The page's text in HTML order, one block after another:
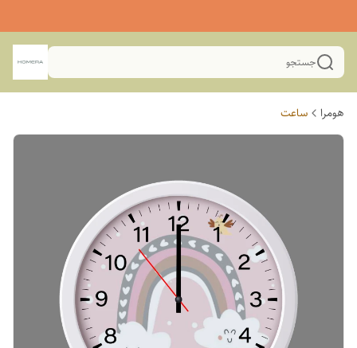
جستجو
هومرا ساعت